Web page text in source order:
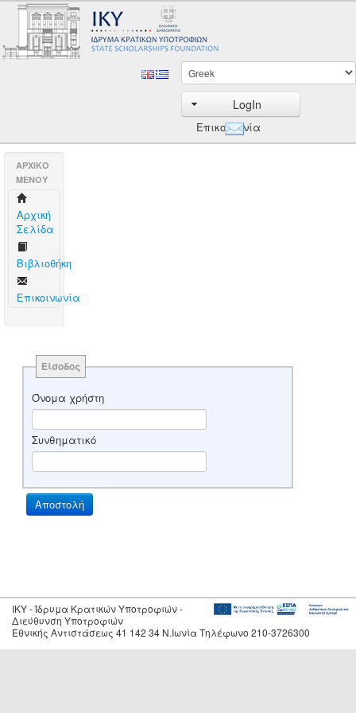
LogIn
Επικοινωνία
AΡΧΙΚΟ
ΜΕΝΟΥ
Aρχική
Σελίδα
Βιβλιοθήκη
Επικοινωνία
Είσοδος
Όνομα χρήστη
Συνθηματικό
IKY - Ίδρυμα Κρατικών Υποτροφιών -
Διεύθυνση Υποτροφιών
Εθνικής Αντιστάσεως 41 142 34 Ν.Ιωνία Τηλέφωνο 210-3726300